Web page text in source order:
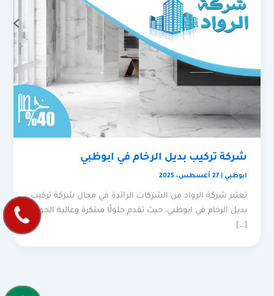
شركة تركيب بديل الرخام في ابوظبي
ابوظبي |27 أغسطس، 2025
تعتبر شركة الرواد من الشركات الرائدة في مجال شركة تركيب
بديل الرخام في ابوظبي، حيث تقدم حلولًا مبتكرة وعالية الجودة
[…]